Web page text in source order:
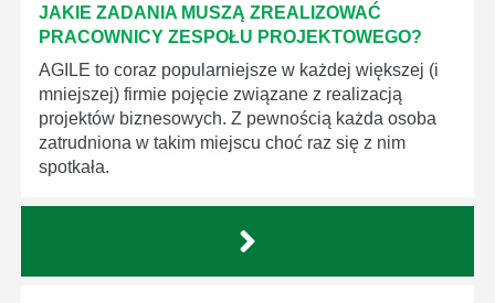
JAKIE ZADANIA MUSZĄ ZREALIZOWAĆ
PRACOWNICY ZESPOŁU PROJEKTOWEGO?
AGILE to coraz popularniejsze w każdej większej (i
mniejszej) firmie pojęcie związane z realizacją
projektów biznesowych. Z pewnością każda osoba
zatrudniona w takim miejscu choć raz się z nim
spotkała.